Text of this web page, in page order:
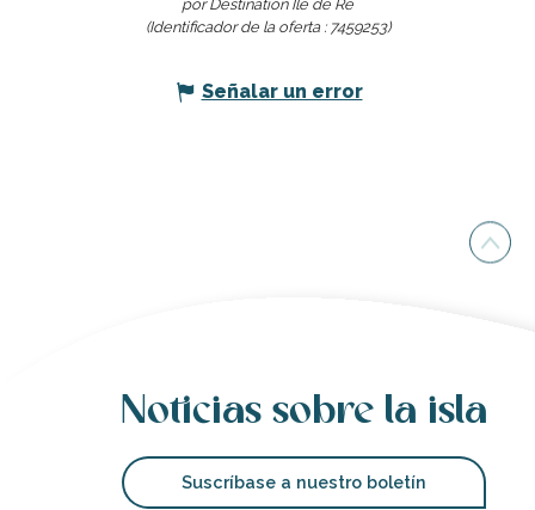
por Destination Ile de Ré
(Identificador de la oferta : 7459253)
Señalar un error
Noticias sobre la isla
Suscríbase a nuestro boletín